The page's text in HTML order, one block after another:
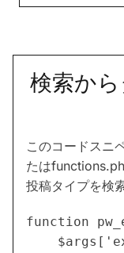
検索か
このコードスニ
たは
投稿タイプを検
function